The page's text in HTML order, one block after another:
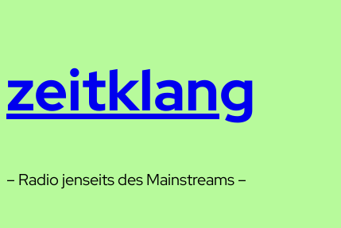
zeitklang
– Radio jenseits des Mainstreams –